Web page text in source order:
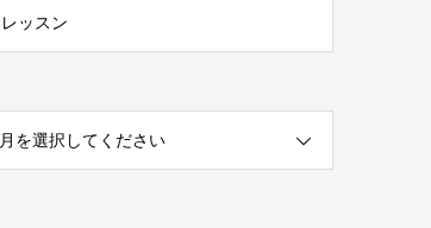
レッスン
月を選択してください